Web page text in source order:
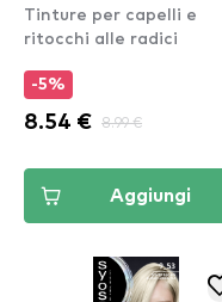
8-05 Beige Bliond
Tinture per capelli e
ritocchi alle radici
-5%
8.54 € 8.99 €
Aggiungi